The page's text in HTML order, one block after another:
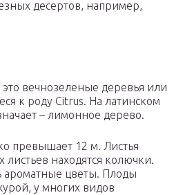
десертов, например,
вечнозеленые деревья или
к роду Citrus. На латинском
– лимонное дерево.
превышает 12 м. Листья
листьев находятся колючки.
ароматные цветы. Плоды
у многих видов